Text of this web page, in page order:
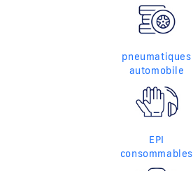
pneumatiques
automobile
EPI
consommables